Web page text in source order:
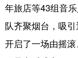
年旅店等43组音
队齐聚烟台，吸
开启了一场由摇